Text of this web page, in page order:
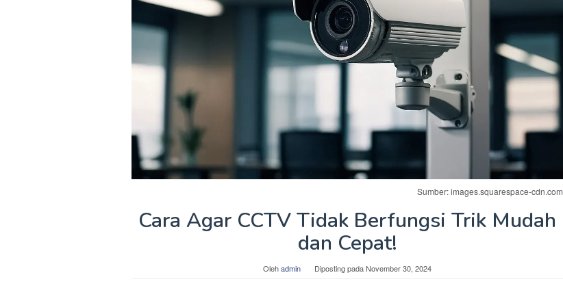
Sumber: images.squarespace-cdn.com
Cara Agar CCTV Tidak Berfungsi Trik Mudah
dan Cepat!
Olehadmin Diposting padaNovember 30, 2024